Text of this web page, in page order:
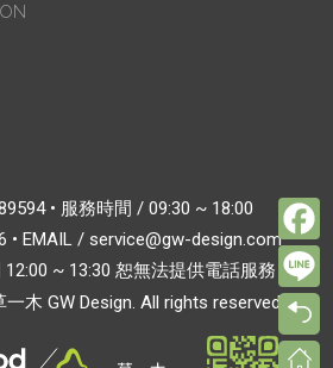
• 服務時間 / 09:30 ~ 18:00
• EMAIL / service@gw-design.com
~ 13:30 恕無法提供電話服務
木 GW Design. All rights reserved.